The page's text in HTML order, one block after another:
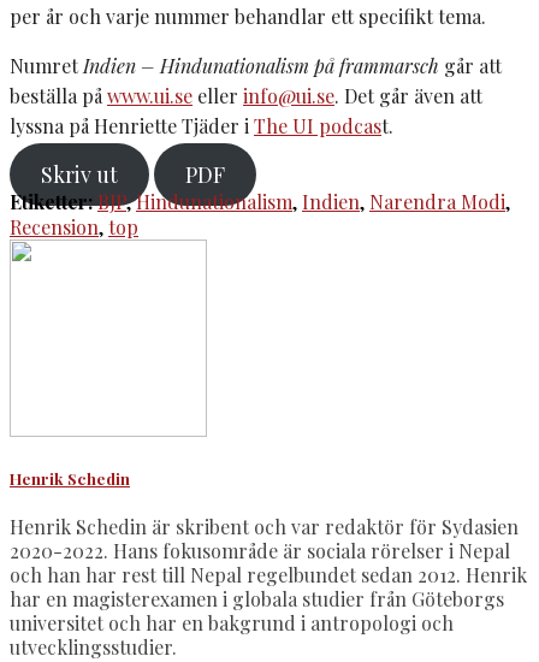
per år och varje nummer behandlar ett specifikt tema.
NumretIndien – Hindunationalism på frammarsch går att
beställa på www.ui.se eller info@ui.se. Det går även att
lyssna på Henriette Tjäder i The UI podcast.
Skriv ut PDF
Etiketter:BJP,Hindunationalism, Indien, Narendra Modi,
Recension,top
Henrik Schedin
Henrik Schedin är skribent och var redaktör för Sydasien
2020-2022. Hans fokusområde är sociala rörelser i Nepal
och han har rest till Nepal regelbundet sedan 2012. Henrik
har en magisterexamen i globala studier från Göteborgs
universitet och har en bakgrund i antropologi och
utvecklingsstudier.